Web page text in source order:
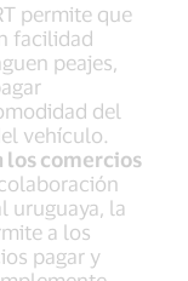
permite que
facilidad
peajes,
del
vehículo.
los comercios
uruguaya, la
a los
pagar y